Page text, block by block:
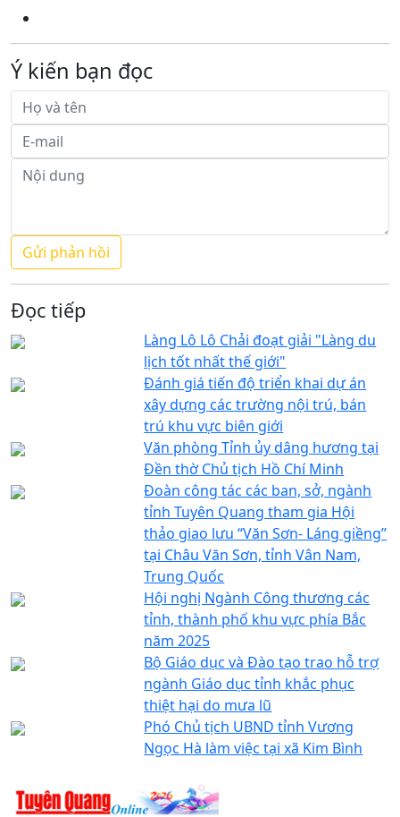
Ý kiến bạn đọc
Đọc tiếp
Làng Lô Lô Chải đoạt giải "Làng du
lịch tốt nhất thế giới"
Đánh giá tiến độ triển khai dự án
xây dựng các trường nội trú, bán
trú khu vực biên giới
Văn phòng Tỉnh ủy dâng hương tại
Đền thờ Chủ tịch Hồ Chí Minh
Đoàn công tác các ban, sở, ngành
tỉnh Tuyên Quang tham gia Hội
thảo giao lưu “Văn Sơn- Láng giềng”
tại Châu Văn Sơn, tỉnh Vân Nam,
Trung Quốc
Hội nghị Ngành Công thương các
tỉnh, thành phố khu vực phía Bắc
năm 2025
Bộ Giáo dục và Đào tạo trao hỗ trợ
ngành Giáo dục tỉnh khắc phục
thiệt hại do mưa lũ
Phó Chủ tịch UBND tỉnh Vương
Ngọc Hà làm việc tại xã Kim Bình